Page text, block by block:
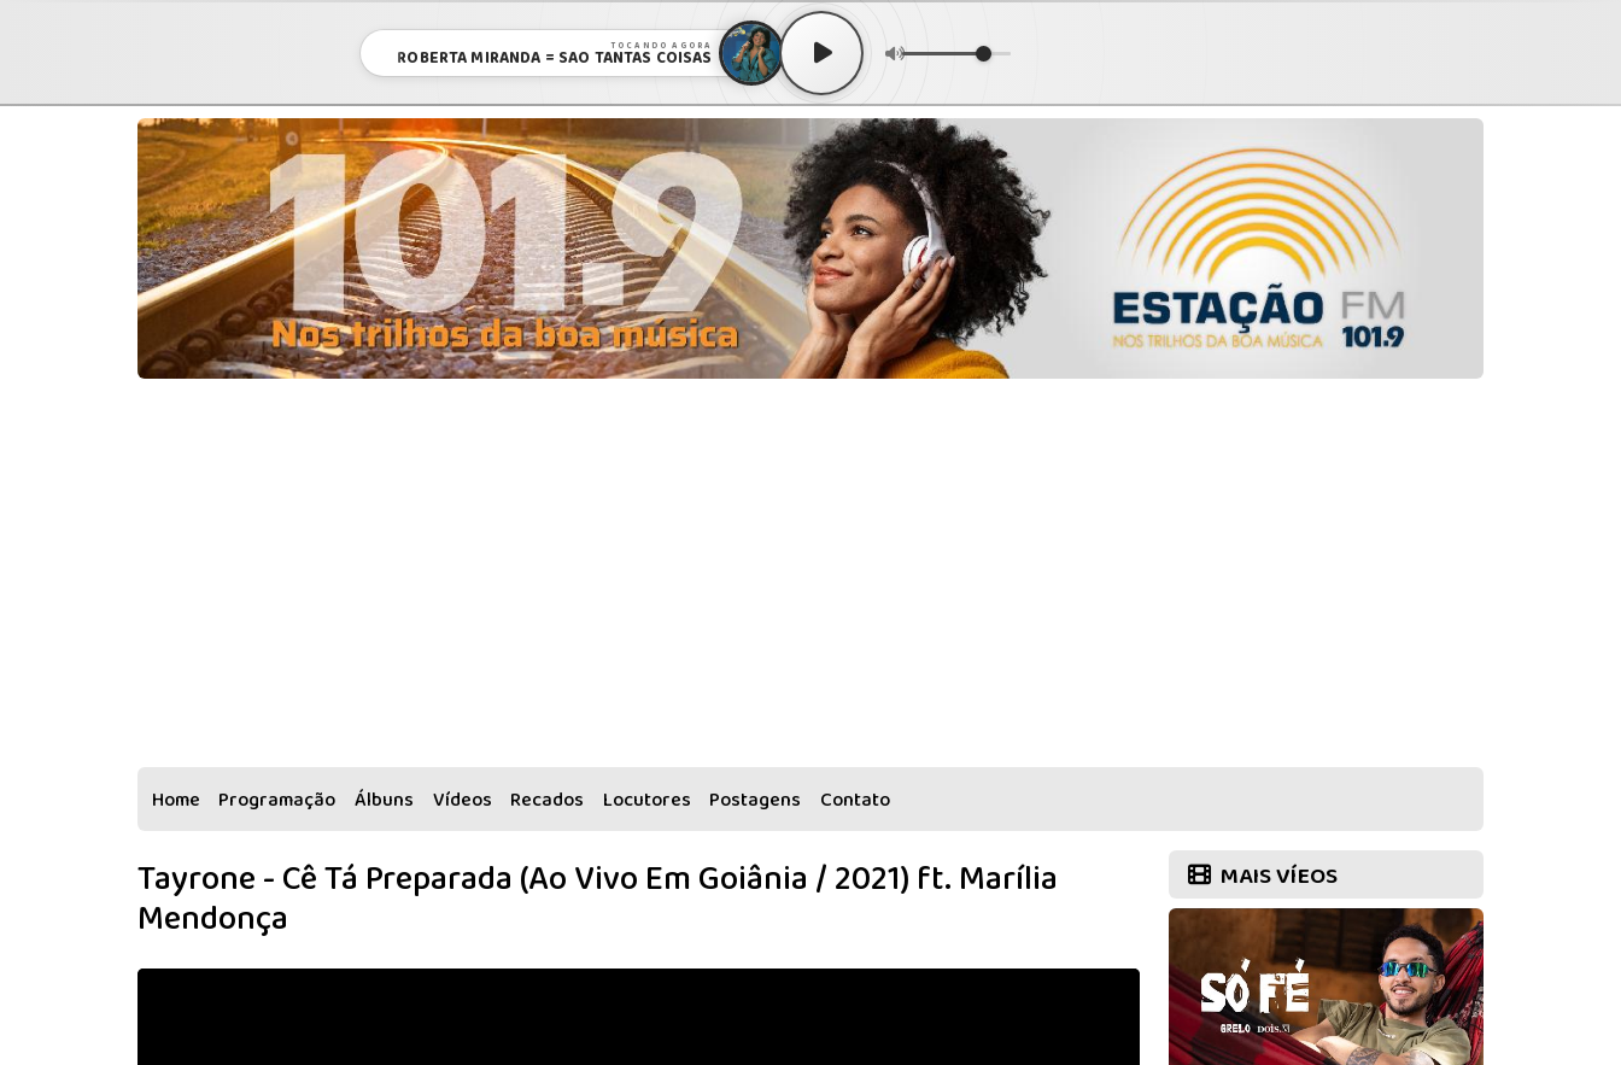
TOCANDO AGORA
ROBERTA MIRANDA = SAO TANTAS COISAS
Home Programação Álbuns Vídeos Recados Locutores Postagens Contato
Tayrone - Cê Tá Preparada (Ao Vivo Em Goiânia / 2021) ft. Marília
Mendonça
MAIS VÍEOS